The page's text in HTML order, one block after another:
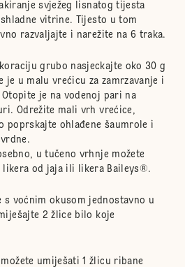
svježeg lisnatog tijesta
vitrine. Tijesto u tom
razvaljajte i narežite na 6 traka.
grubo nasjeckajte oko 30 g
je u malu vrećicu za zamrzavanje i
je na vodenoj pari na
Odrežite mali vrh vrećice,
poprskajte ohlađene šaumrole i
u tučeno vrhnje možete
likera od jaja ili likera Baileys®.
s voćnim okusom jednostavno u
2 žlice bilo koje
umiješati 1 žlicu ribane